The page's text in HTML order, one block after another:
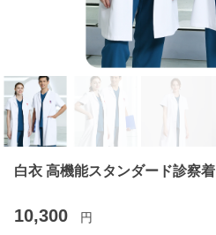
白衣 高機能スタンダード診察着
10,300 円